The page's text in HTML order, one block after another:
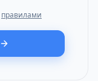
правилами